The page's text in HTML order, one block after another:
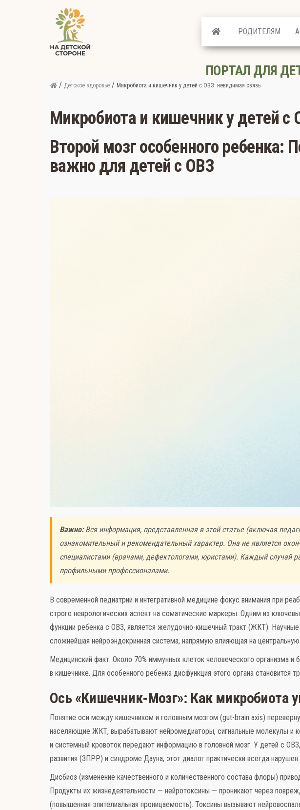
РОДИТЕЛЯМ
ПОРТАЛ ДЛЯ
/ Детское здоровье / Микробиота и кишечник у детей с ОВЗ: невидимая связь
Микробиота и кишечник у детей с
Второй мозг особенного ребенка:
важно для детей с ОВЗ
Важно:Вся информация, представленная в этой статье (включая
ознакомительный и рекомендательный характер. Она не является
специалистами (врачами, дефектологами, юристами). Каждый случай
профильными профессионалами.
В современной педиатрии и интегративной медицине фокус внимания при
строго неврологических аспект на соматические маркеры. Одним из
функции ребенка с ОВЗ, является желудочно-кишечный тракт (ЖКТ).
сложнейшая нейроэндокринная система, напрямую влияющая на
Медицинский факт: Около 70% иммунных клеток человеческого организма
в кишечнике. Для особенного ребенка дисфункция этого органа становится
Ось «Кишечник-Мозг»: Как микробиота
Понятие оси между кишечником и головным мозгом (gut-brain axis)
населяющие ЖКТ, вырабатывают нейромедиаторы, сигнальные молекулы
и системный кровоток передают информацию в головной мозг. У детей с
развития (ЗПРР) и синдроме Дауна, этот диалог практически всегда нарушен.
Дисбиоз (изменение качественного и количественного состава флоры)
Продукты их жизнедеятельности — нейротоксины — проникают через
(повышенная эпителиальная проницаемость). Токсины вызывают